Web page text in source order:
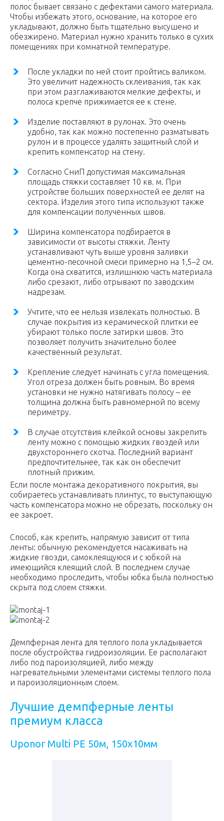
полос бывает связано с дефектами самого материала.
Чтобы избежать этого, основание, на которое его
укладывают, должно быть тщательно высушено и
обезжирено. Материал нужно хранить только в сухих
помещениях при комнатной температуре.
После укладки по ней стоит пройтись валиком.
Это увеличит надежность склеивания, так как
при этом разглаживаются мелкие дефекты, и
полоса крепче прижимается ее к стене.
Изделие поставляют в рулонах. Это очень
удобно, так как можно постепенно разматывать
рулон и в процессе удалять защитный слой и
крепить компенсатор на стену.
Согласно СниП допустимая максимальная
площадь стяжки составляет 10 кв. м. При
устройстве больших поверхностей ее делят на
сектора. Изделия этого типа используют также
для компенсации полученных швов.
Ширина компенсатора подбирается в
зависимости от высоты стяжки. Ленту
устанавливают чуть выше уровня заливки
цементно-песочной смеси примерно на 1,5–2 см.
Когда она схватится, излишнюю часть материала
либо срезают, либо отрывают по заводским
надрезам.
Учтите, что ее нельзя извлекать полностью. В
случае покрытия из керамической плитки ее
убирают только после затирки швов. Это
позволяет получить значительно более
качественный результат.
Крепление следует начинать с угла помещения.
Угол отреза должен быть ровным. Во время
установки не нужно натягивать полосу – ее
толщина должна быть равномерной по всему
периметру.
В случае отсутствия клейкой основы закрепить
ленту можно с помощью жидких гвоздей или
двухстороннего скотча. Последний вариант
предпочтительнее, так как он обеспечит
плотный прижим.
Если после монтажа декоративного покрытия, вы
собираетесь устанавливать плинтус, то выступающую
часть компенсатора можно не обрезать, поскольку он
ее закроет.
Способ, как крепить, напрямую зависит от типа
ленты: обычную рекомендуется насаживать на
жидкие гвозди, самоклеящуюся и с юбкой на
имеющийся клеящий слой. В последнем случае
необходимо проследить, чтобы юбка была полностью
скрыта под слоем стяжки.
montaj-1
montaj-2
Демпферная лента для теплого пола укладывается
после обустройства гидроизоляции. Ее располагают
либо под пароизоляцией, либо между
нагревательными элементами системы теплого пола
и пароизоляционным слоем.
Лучшие демпферные ленты
премиум класса
Uponor Multi PE 50м, 150х10мм